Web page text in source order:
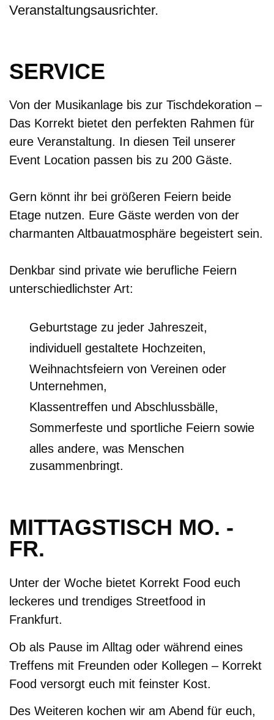
Veranstaltungsausrichter.
SERVICE
Von der Musikanlage bis zur Tischdekoration –
Das Korrekt bietet den perfekten Rahmen für
eure Veranstaltung. In diesen Teil unserer
Event Location passen bis zu 200 Gäste.
Gern könnt ihr bei größeren Feiern beide
Etage nutzen. Eure Gäste werden von der
charmanten Altbauatmosphäre begeistert sein.
Denkbar sind private wie berufliche Feiern
unterschiedlichster Art:
Geburtstage zu jeder Jahreszeit,
individuell gestaltete Hochzeiten,
Weihnachtsfeiern von Vereinen oder
Unternehmen,
Klassentreffen und Abschlussbälle,
Sommerfeste und sportliche Feiern sowie
alles andere, was Menschen
zusammenbringt.
MITTAGSTISCH MO. -
FR.
Unter der Woche bietet Korrekt Food euch
leckeres und trendiges Streetfood in
Frankfurt.
Ob als Pause im Alltag oder während eines
Treffens mit Freunden oder Kollegen – Korrekt
Food versorgt euch mit feinster Kost.
Des Weiteren kochen wir am Abend für euch,